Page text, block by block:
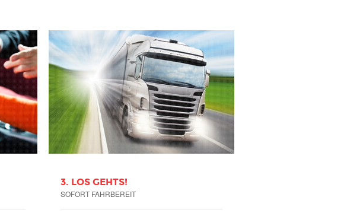
lkw.jpg
3. LOS GEHTS!
SOFORT FAHRBEREIT